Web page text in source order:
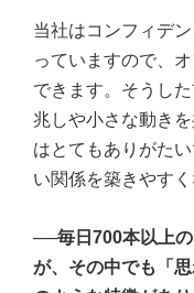
当社はコンフィデ
っていますので、
できます。そうし
兆しや小さな動き
はとてもありがた
い関係を築きやす
──毎日700本以上
が、その中でも「